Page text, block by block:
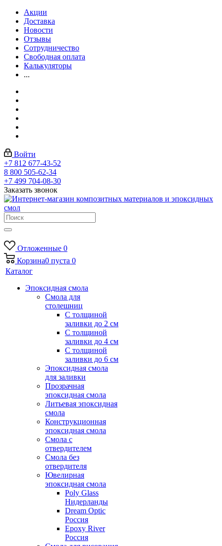
Акции
Доставка
Новости
Отзывы
Сотрудничество
Свободная оплата
Калькуляторы
...
Войти
+7 812 677-43-52
8 800 505-62-34
+7 499 704-08-30
Заказать звонок
Отложенные 0
Корзина0 пуста 0
Каталог
Эпоксидная смола
Смола для
столешниц
С толщиной
заливки до 2 см
С толщиной
заливки до 4 см
С толщиной
заливки до 6 см
Эпоксидная смола
для заливки
Прозрачная
эпоксидная смола
Литьевая эпоксидная
смола
Конструкционная
эпоксидная смола
Смола с
отвердителем
Смола без
отвердителя
Ювелирная
эпоксидная смола
Poly Glass
Нидерланды
Dream Optic
Россия
Epoxy River
Россия